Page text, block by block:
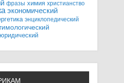
фразы химия христианство
экономический
энциклопедический
юридический